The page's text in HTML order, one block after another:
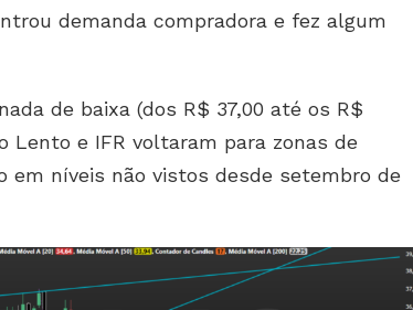
demanda compradora e fez algum
de baixa (dos R$ 37,00 até os R$
Lento e IFR voltaram para zonas de
em níveis não vistos desde setembro de